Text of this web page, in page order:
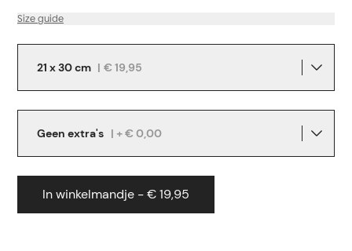
Size guide
21 x 30 cm | € 19,95
Geen extra's | + € 0,00
In winkelmandje - € 19,95